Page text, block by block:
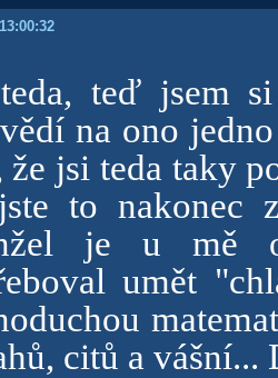
teď jsem
na ono
že jsi teda taky
to nakonec
je u mě
umět
citů a vášní...